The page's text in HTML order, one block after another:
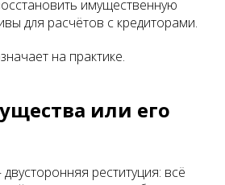
имущественную
для расчётов с кредиторами.
на практике.
или его
реституция: всё